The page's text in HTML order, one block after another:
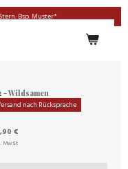
Bsp. Muster*
- Wildsamen
nach Rücksprache
€
MwSt